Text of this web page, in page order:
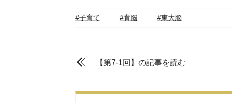
#子育て #育脳 #東大脳
【第7-1回】の記事を読む